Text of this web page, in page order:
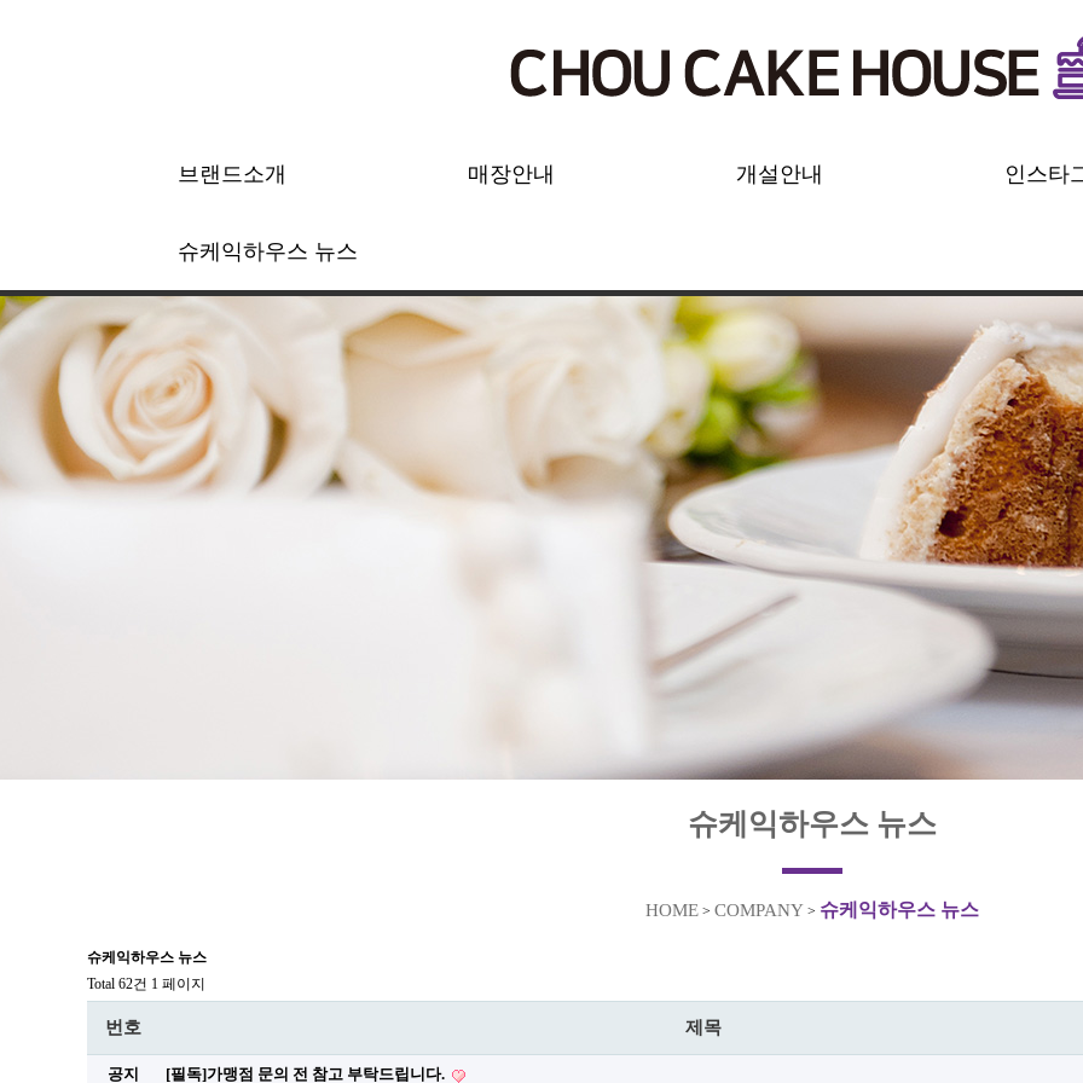
브랜드소개 매장안내 개설안내 인스타
슈케익하우스 뉴스
슈케익하우스 뉴스
HOME > COMPANY > 슈케익하우스 뉴스
슈케익하우스 뉴스
Total 62건 1 페이지
번호 제목
공지 [필독]가맹점 문의 전 참고 부탁드립니다.